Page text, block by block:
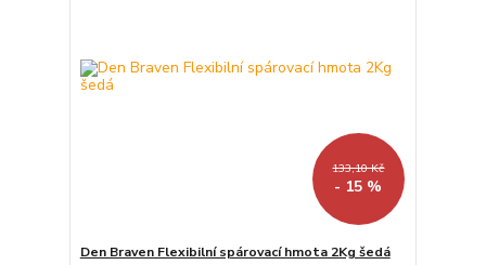
133,10 Kč
- 15 %
Den Braven Flexibilní spárovací hmota 2Kg šedá